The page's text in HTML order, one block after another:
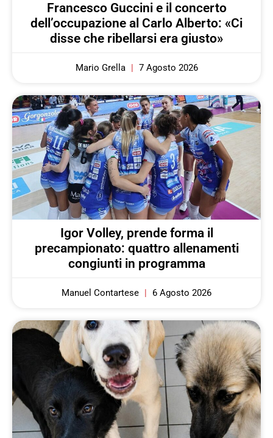
Francesco Guccini e il concerto
dell’occupazione al Carlo Alberto: «Ci
disse che ribellarsi era giusto»
Mario Grella 7 Agosto 2026
Igor Volley, prende forma il
precampionato: quattro allenamenti
congiunti in programma
Manuel Contartese 6 Agosto 2026